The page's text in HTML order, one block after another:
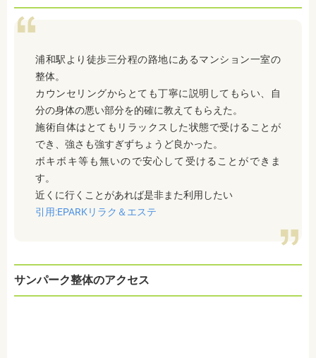
浦和駅より徒歩三分程の路地にあるマンション一室の
整体。
カウンセリングからとても丁寧に説明してもらい、自
分の身体の悪い部分を的確に教えてもらえた。
施術自体はとてもリラックスした状態で受けることが
でき、強さも強すぎずちょうど良かった。
ボキボキ等も無いので安心して受けることができま
す。
近くに行くことがあれば是非また利用したい
引用:EPARKリラク＆エステ
サンパーク整体のアクセス